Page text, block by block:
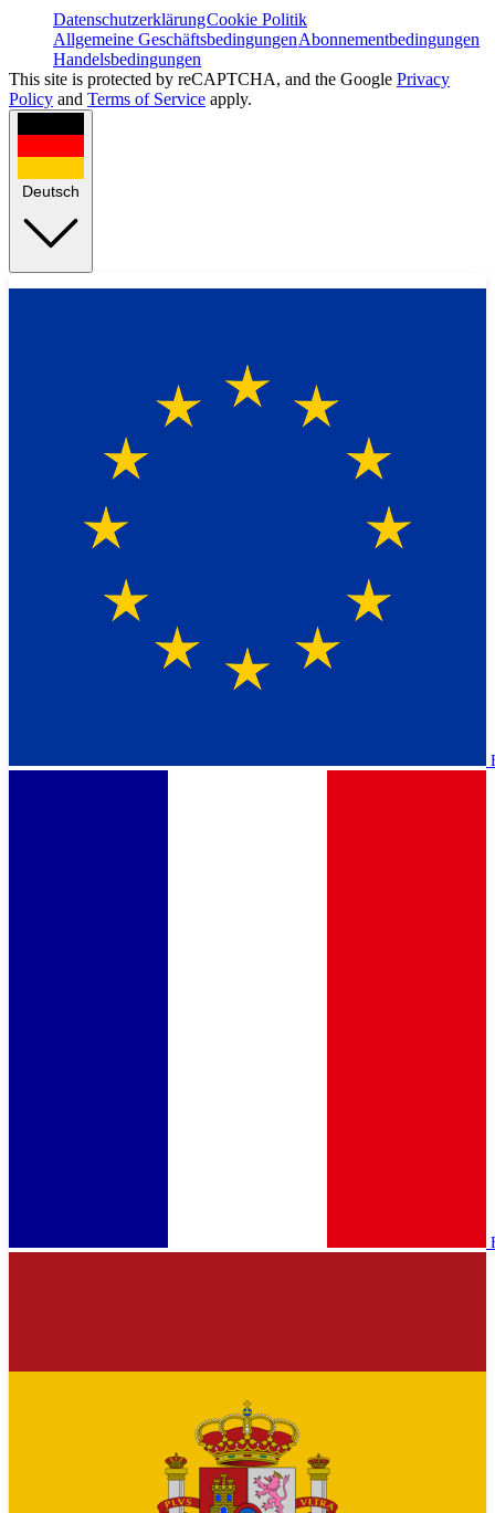
DatenschutzerklärungCookie Politik
Allgemeine GeschäftsbedingungenAbonnementbedingungen
Handelsbedingungen
This site is protected by reCAPTCHA, and the Google Privacy
Policy and Terms of Service apply.
Deutsch